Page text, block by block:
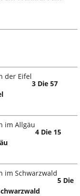
3 Die 57
4 Die 15
5 Die